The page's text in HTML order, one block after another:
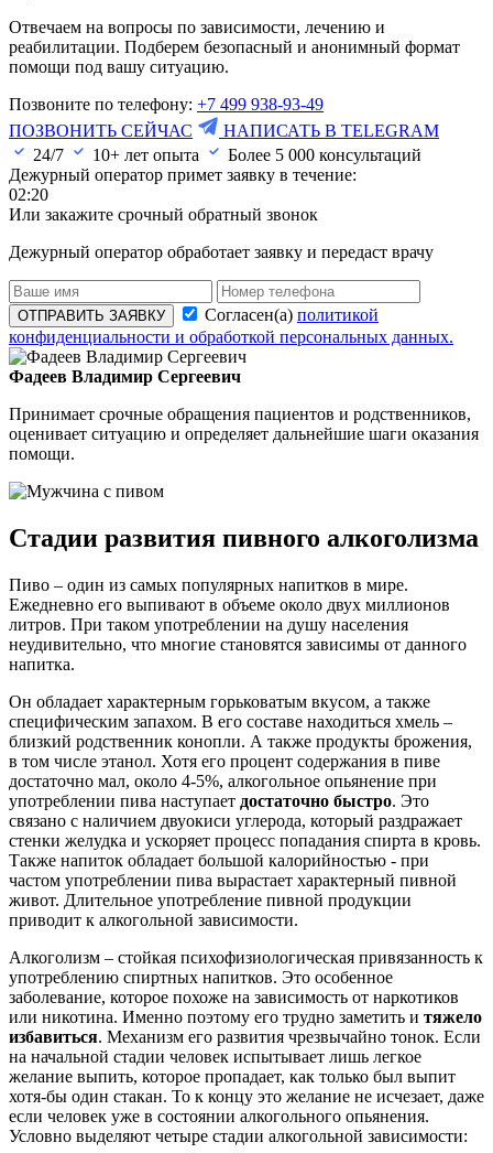
Отвечаем на вопросы по зависимости, лечению и
реабилитации. Подберем безопасный и анонимный формат
помощи под вашу ситуацию.
Позвоните по телефону: +7 499 938-93-49
ПОЗВОНИТЬ СЕЙЧАС
НАПИСАТЬ В TELEGRAM
24/7
10+ лет опыта Более 5 000 консультаций
Дежурный оператор примет заявку в течение:
02:20
Или закажите срочный обратный звонок
Дежурный оператор обработает заявку и передаст врачу
ОТПРАВИТЬ ЗАЯВКУ Согласен(а) политикой
конфиденциальности и обработкой персональных данных.
Фадеев Владимир Сергеевич
Принимает срочные обращения пациентов и родственников,
оценивает ситуацию и определяет дальнейшие шаги оказания
помощи.
Стадии развития пивного алкоголизма
Пиво – один из самых популярных напитков в мире.
Ежедневно его выпивают в объеме около двух миллионов
литров. При таком употреблении на душу населения
неудивительно, что многие становятся зависимы от данного
напитка.
Он обладает характерным горьковатым вкусом, а также
специфическим запахом. В его составе находиться хмель –
близкий родственник конопли. А также продукты брожения,
в том числе этанол. Хотя его процент содержания в пиве
достаточно мал, около 4-5%, алкогольное опьянение при
употреблении пива наступает достаточно быстро. Это
связано с наличием двуокиси углерода, который раздражает
стенки желудка и ускоряет процесс попадания спирта в кровь.
Также напиток обладает большой калорийностью - при
частом употреблении пива вырастает характерный пивной
живот. Длительное употребление пивной продукции
приводит к алкогольной зависимости.
Алкоголизм – стойкая психофизиологическая привязанность к
употреблению спиртных напитков. Это особенное
заболевание, которое похоже на зависимость от наркотиков
или никотина. Именно поэтому его трудно заметить и тяжело
избавиться. Механизм его развития чрезвычайно тонок. Если
на начальной стадии человек испытывает лишь легкое
желание выпить, которое пропадает, как только был выпит
хотя-бы один стакан. То к концу это желание не исчезает, даже
если человек уже в состоянии алкогольного опьянения.
Условно выделяют четыре стадии алкогольной зависимости: